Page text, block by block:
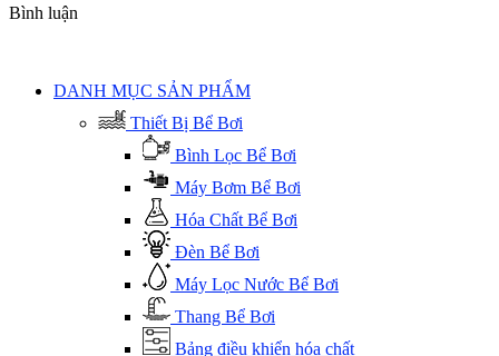
Bình luận
DANH MỤC SẢN PHẨM
Thiết Bị Bể Bơi
Bình Lọc Bể Bơi
Máy Bơm Bể Bơi
Hóa Chất Bể Bơi
Đèn Bể Bơi
Máy Lọc Nước Bể Bơi
Thang Bể Bơi
Bảng điều khiển hóa chất